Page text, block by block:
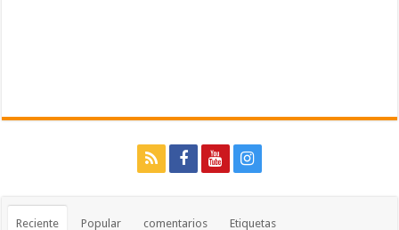
Reciente Popular comentarios Etiquetas